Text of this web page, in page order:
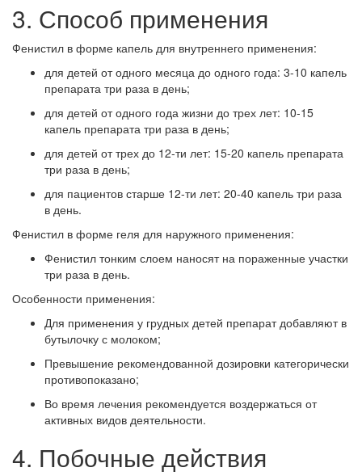
3. Способ применения
Фенистил в форме капель для внутреннего применения:
для детей от одного месяца до одного года: 3-10 капель
препарата три раза в день;
для детей от одного года жизни до трех лет: 10-15
капель препарата три раза в день;
для детей от трех до 12-ти лет: 15-20 капель препарата
три раза в день;
для пациентов старше 12-ти лет: 20-40 капель три раза
в день.
Фенистил в форме геля для наружного применения:
Фенистил тонким слоем наносят на пораженные участки
три раза в день.
Особенности применения:
Для применения у грудных детей препарат добавляют в
бутылочку с молоком;
Превышение рекомендованной дозировки категорически
противопоказано;
Во время лечения рекомендуется воздержаться от
активных видов деятельности.
4. Побочные действия